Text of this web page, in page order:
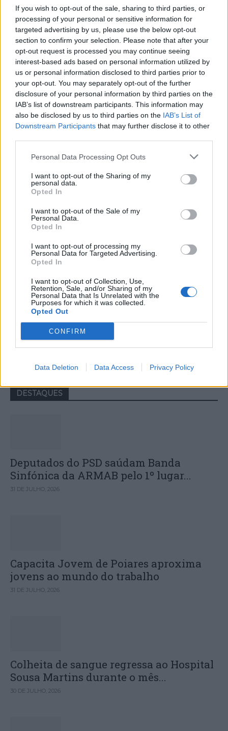
If you wish to opt-out of the sale, sharing to third parties, or
processing of your personal or sensitive information for
targeted advertising by us, please use the below opt-out
section to confirm your selection. Please note that after your
opt-out request is processed you may continue seeing
interest-based ads based on personal information utilized by
us or personal information disclosed to third parties prior to
your opt-out. You may separately opt-out of the further
disclosure of your personal information by third parties on the
IAB’s list of downstream participants. This information may
also be disclosed by us to third parties on the IAB’s List of
Downstream Participants that may further disclose it to other
Personal Data Processing Opt Outs
I want to opt-out of the Sharing of my
personal data.
Opted In
I want to opt-out of the Sale of my
Personal Data.
Opted In
I want to opt-out of processing my
Personal Data for Targeted Advertising.
Opted In
I want to opt-out of Collection, Use,
Retention, Sale, and/or Sharing of my
Personal Data that Is Unrelated with the
Purposes for which it was collected.
Opted Out
CONFIRM
Data Deletion Data Access Privacy Policy
Capacita Jovem de Poiares aproxima
jovens ao mundo do trabalho
Município de Góis entrega Kits
Comunitários às famílias no âmbito
do projeto “Acolher em Comunidade”
Câmara Municipal de Oliveira do
Hospital volta a oferecer cadernos de
DESTAQUES
Deputados do PSD saúdam Banda
Sinfónica da ARMAB pelo 1º lugar...
31 DE JULHO, 2026
Capacita Jovem de Poiares aproxima
jovens ao mundo do trabalho
31 DE JULHO, 2026
Colheita de sangue regressa ao Hospital
Sousa Martins durante o mês...
30 DE JULHO, 2026